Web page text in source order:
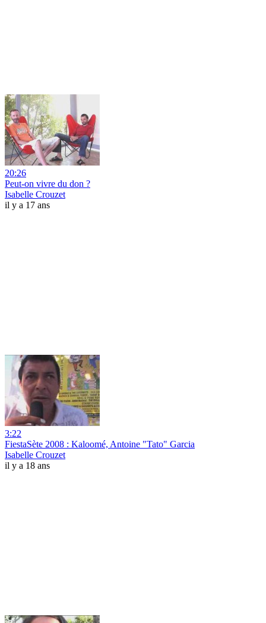
20:26
Peut-on vivre du don ?
Isabelle Crouzet
il y a 17 ans
3:22
FiestaSète 2008 : Kaloomé, Antoine "Tato" Garcia
Isabelle Crouzet
il y a 18 ans